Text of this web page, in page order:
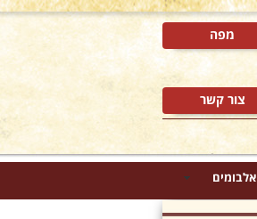
אלבומים
מפה
צור קשר